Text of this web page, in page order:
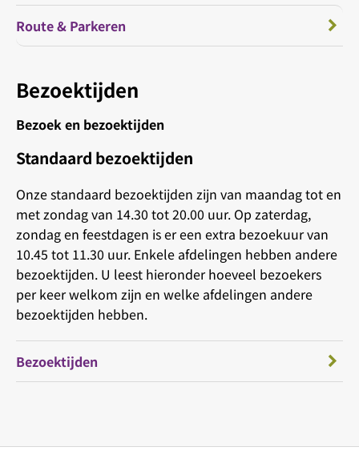
Route & Parkeren
Bezoektijden
Bezoek en bezoektijden
Standaard bezoektijden
Onze standaard bezoektijden zijn van maandag tot en
met zondag van 14.30 tot 20.00 uur. Op zaterdag,
zondag en feestdagen is er een extra bezoekuur van
10.45 tot 11.30 uur. Enkele afdelingen hebben andere
bezoektijden. U leest hieronder hoeveel bezoekers
per keer welkom zijn en welke afdelingen andere
bezoektijden hebben.
Bezoektijden